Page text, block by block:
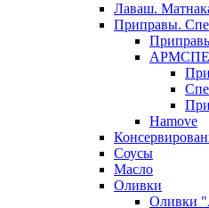
Лаваш.
Приправы.
Hamove
Соусы
Масло
Оливки
Оливки